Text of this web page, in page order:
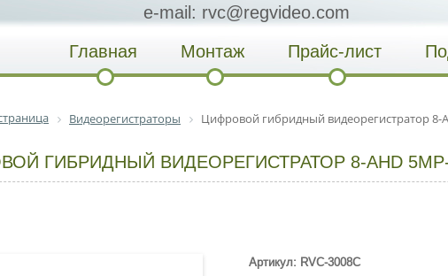
e-mail: rvc@regvideo.com
Главная Монтаж Прайс-лист
Видеорегистраторы Цифровой гибридный видеорегистратор 8-
ГИБРИДНЫЙ ВИДЕОРЕГИСТРАТОР 8-AHD 5MP-
Артикул: RVC-3008C